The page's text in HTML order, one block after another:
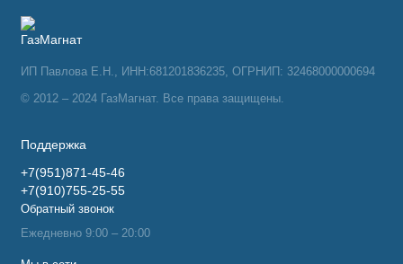
ИП Павлова Е.Н., ИНН:681201836235, ОГРНИП: 32468000000694
© 2012 – 2024 ГазМагнат. Все права защищены.
Поддержка
+7(951)871-45-46
+7(910)755-25-55
Обратный звонок
Ежедневно 9:00 – 20:00